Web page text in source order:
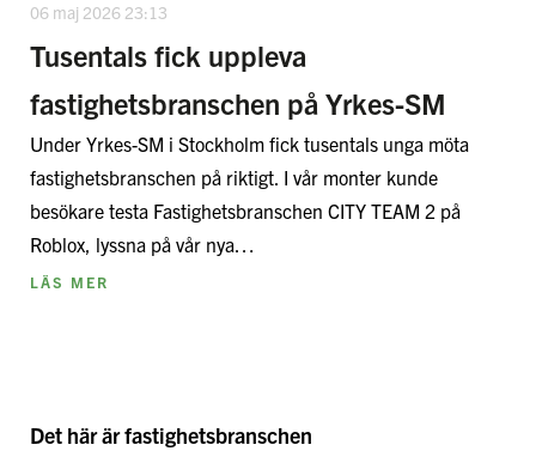
06 maj 2026 23:13
Tusentals fick uppleva
fastighetsbranschen på Yrkes-SM
Under Yrkes-SM i Stockholm fick tusentals unga möta
fastighetsbranschen på riktigt. I vår monter kunde
besökare testa Fastighetsbranschen CITY TEAM 2 på
Roblox, lyssna på vår nya…
LÄS MER
Det här är fastighetsbranschen